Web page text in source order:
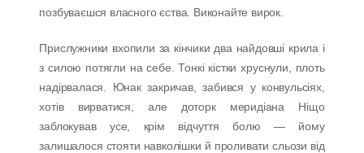
позбуваєшся власного єства. Виконайте вирок.
Прислужники вхопили за кінчики два найдовші крила і
з силою потягли на себе. Тонкі кістки хруснули, плоть
надірвалася. Юнак закричав, забився у конвульсіях,
хотів вирватися, але доторк меридіана Ніщо
заблокував усе, крім відчуття болю — йому
залишалося стояти навколішки й проливати сльози від